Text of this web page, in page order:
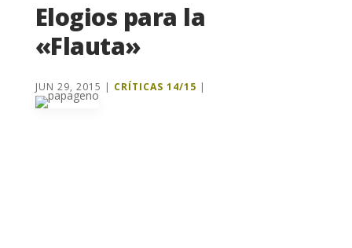
Elogios para la
«Flauta»
JUN 29, 2015 | CRÍTICAS 14/15 |